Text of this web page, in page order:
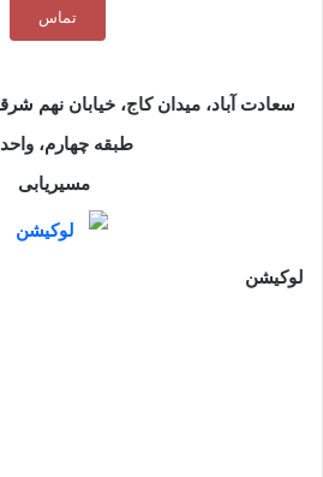
تماس
طبقه چهارم، واحد 21
مسیریابی
لوکیشن